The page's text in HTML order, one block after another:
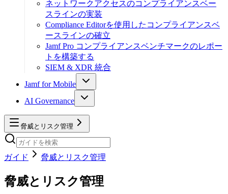
ネットワークアクセスのコンプライアンスベー
スラインの実装
Compliance Editorを使用したコンプライアンスベ
ースラインの確立
Jamf Pro コンプライアンスベンチマークのレポー
トを構築する
SIEM & XDR 統合
Jamf for Mobile
AI Governance
脅威とリスク管理
ガイド 脅威とリスク管理
脅威とリスク管理